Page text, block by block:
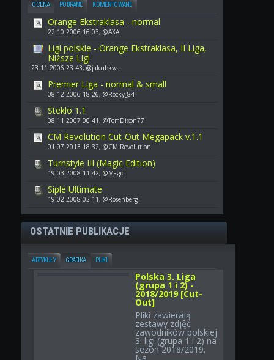
OCENA POBRANE KOMENTOWANE
Orange Ekstraklasa - normal
22.10.2006 16:03, @AXA
Ligi polskie - Orange Ekstraklasa, II Liga,
Niższe Ligi
23.11.2006 23:43, @jakubkwa
Premier Liga - normal & small
08.12.2006 18:26, @Rocky_84
Steklo 1.1
08.11.2007 00:41, @TomDixon77
CM Revolution Cut-Out Megapack v.1.1
01.07.2013 18:32, @CM Revolution
Turnstyle III (Magic Edition)
19.03.2008 11:42, @Magic
Siple Ultimate
19.02.2008 02:11, @Rosenberg
OSTATNIE PUBLIKACJE
ARTYKUŁY GRAFIKA PLIKI
Polska 3. Liga
(grupa 1 i 2) -
2018/2019 [Cut-
Out]
Pliki zawierają
zestawy zdjęć
zawodników polskiej
3. ligi (grupa 1 i 2) na
sezon 2018/2019.